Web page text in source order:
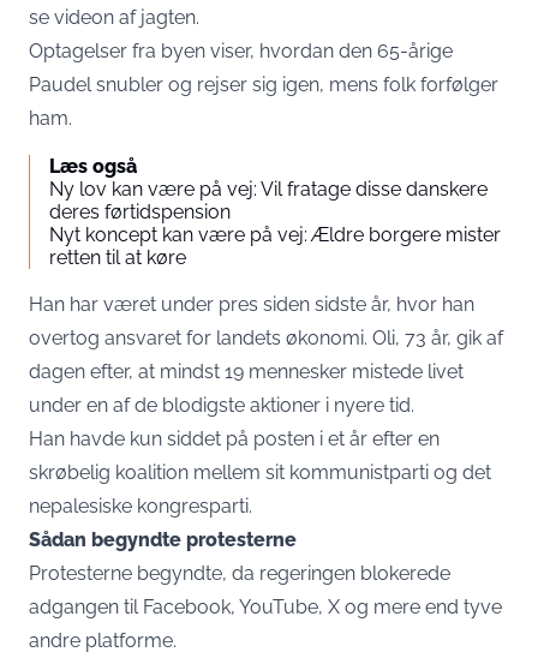
se videon af jagten.
Optagelser fra byen viser, hvordan den 65-årige
Paudel snubler og rejser sig igen, mens folk forfølger
ham.
Læs også
Ny lov kan være på vej: Vil fratage disse danskere
deres førtidspension
Nyt koncept kan være på vej: Ældre borgere mister
retten til at køre
Han har været under pres siden sidste år, hvor han
overtog ansvaret for landets økonomi. Oli, 73 år, gik af
dagen efter, at mindst 19 mennesker mistede livet
under en af de blodigste aktioner i nyere tid.
Han havde kun siddet på posten i et år efter en
skrøbelig koalition mellem sit kommunistparti og det
nepalesiske kongresparti.
Sådan begyndte protesterne
Protesterne begyndte, da regeringen blokerede
adgangen til Facebook, YouTube, X og mere end tyve
andre platforme.